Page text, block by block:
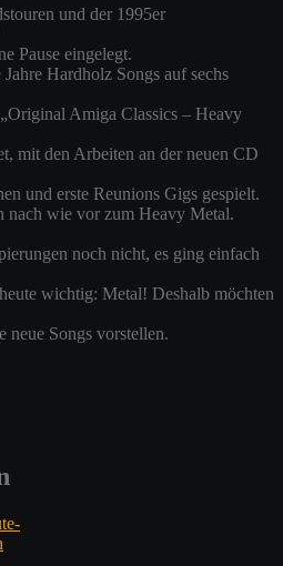
und der 1995er
Pause eingelegt.
Hardholz Songs auf sechs
Amiga Classics – Heavy
mit den Arbeiten an der neuen CD
und erste Reunions Gigs gespielt.
wie vor zum Heavy Metal.
noch nicht, es ging einfach
wichtig: Metal! Deshalb möchten
Songs vorstellen.